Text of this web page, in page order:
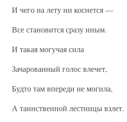
И чего на лету ни коснется —
Все становится сразу иным.
И такая могучая сила
Зачарованный голос влечет,
Будто там впереди не могила,
А таинственной лестницы взлет.